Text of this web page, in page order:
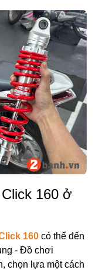
160 ở
160 có thể đến
- Đồ chơi
chọn lựa một cách